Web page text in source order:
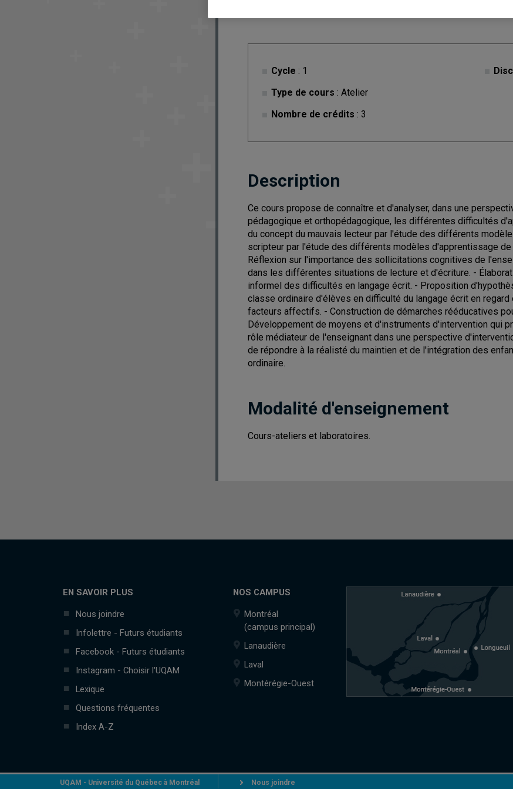
Cycle : 1
Type de cours : Atelier
Nombre de crédits : 3
Description
Ce cours propose de connaître et d'analyser, dans une
pédagogique et orthopédagogique, les différentes difficultés
du concept du mauvais lecteur par l'étude des différents
scripteur par l'étude des différents modèles d'apprentissage
Réflexion sur l'importance des sollicitations cognitives de
dans les différentes situations de lecture et d'écriture. -
informel des difficultés en langage écrit. - Proposition
classe ordinaire d'élèves en difficulté du langage écrit en
facteurs affectifs. - Construction de démarches rééducatives
Développement de moyens et d'instruments d'intervention qui
rôle médiateur de l'enseignant dans une perspective
de répondre à la réalisté du maintien et de l'intégration des
ordinaire.
Modalité d'enseignement
Cours-ateliers et laboratoires.
EN SAVOIR PLUS
Nous joindre
Infolettre - Futurs étudiants
Facebook - Futurs étudiants
Instagram - Choisir l'UQAM
Lexique
Questions fréquentes
Index A-Z
NOS CAMPUS
Montréal
(campus principal)
Lanaudière
Laval
Montérégie-Ouest
UQAM - Université du Québec à Montréal Nous joindre